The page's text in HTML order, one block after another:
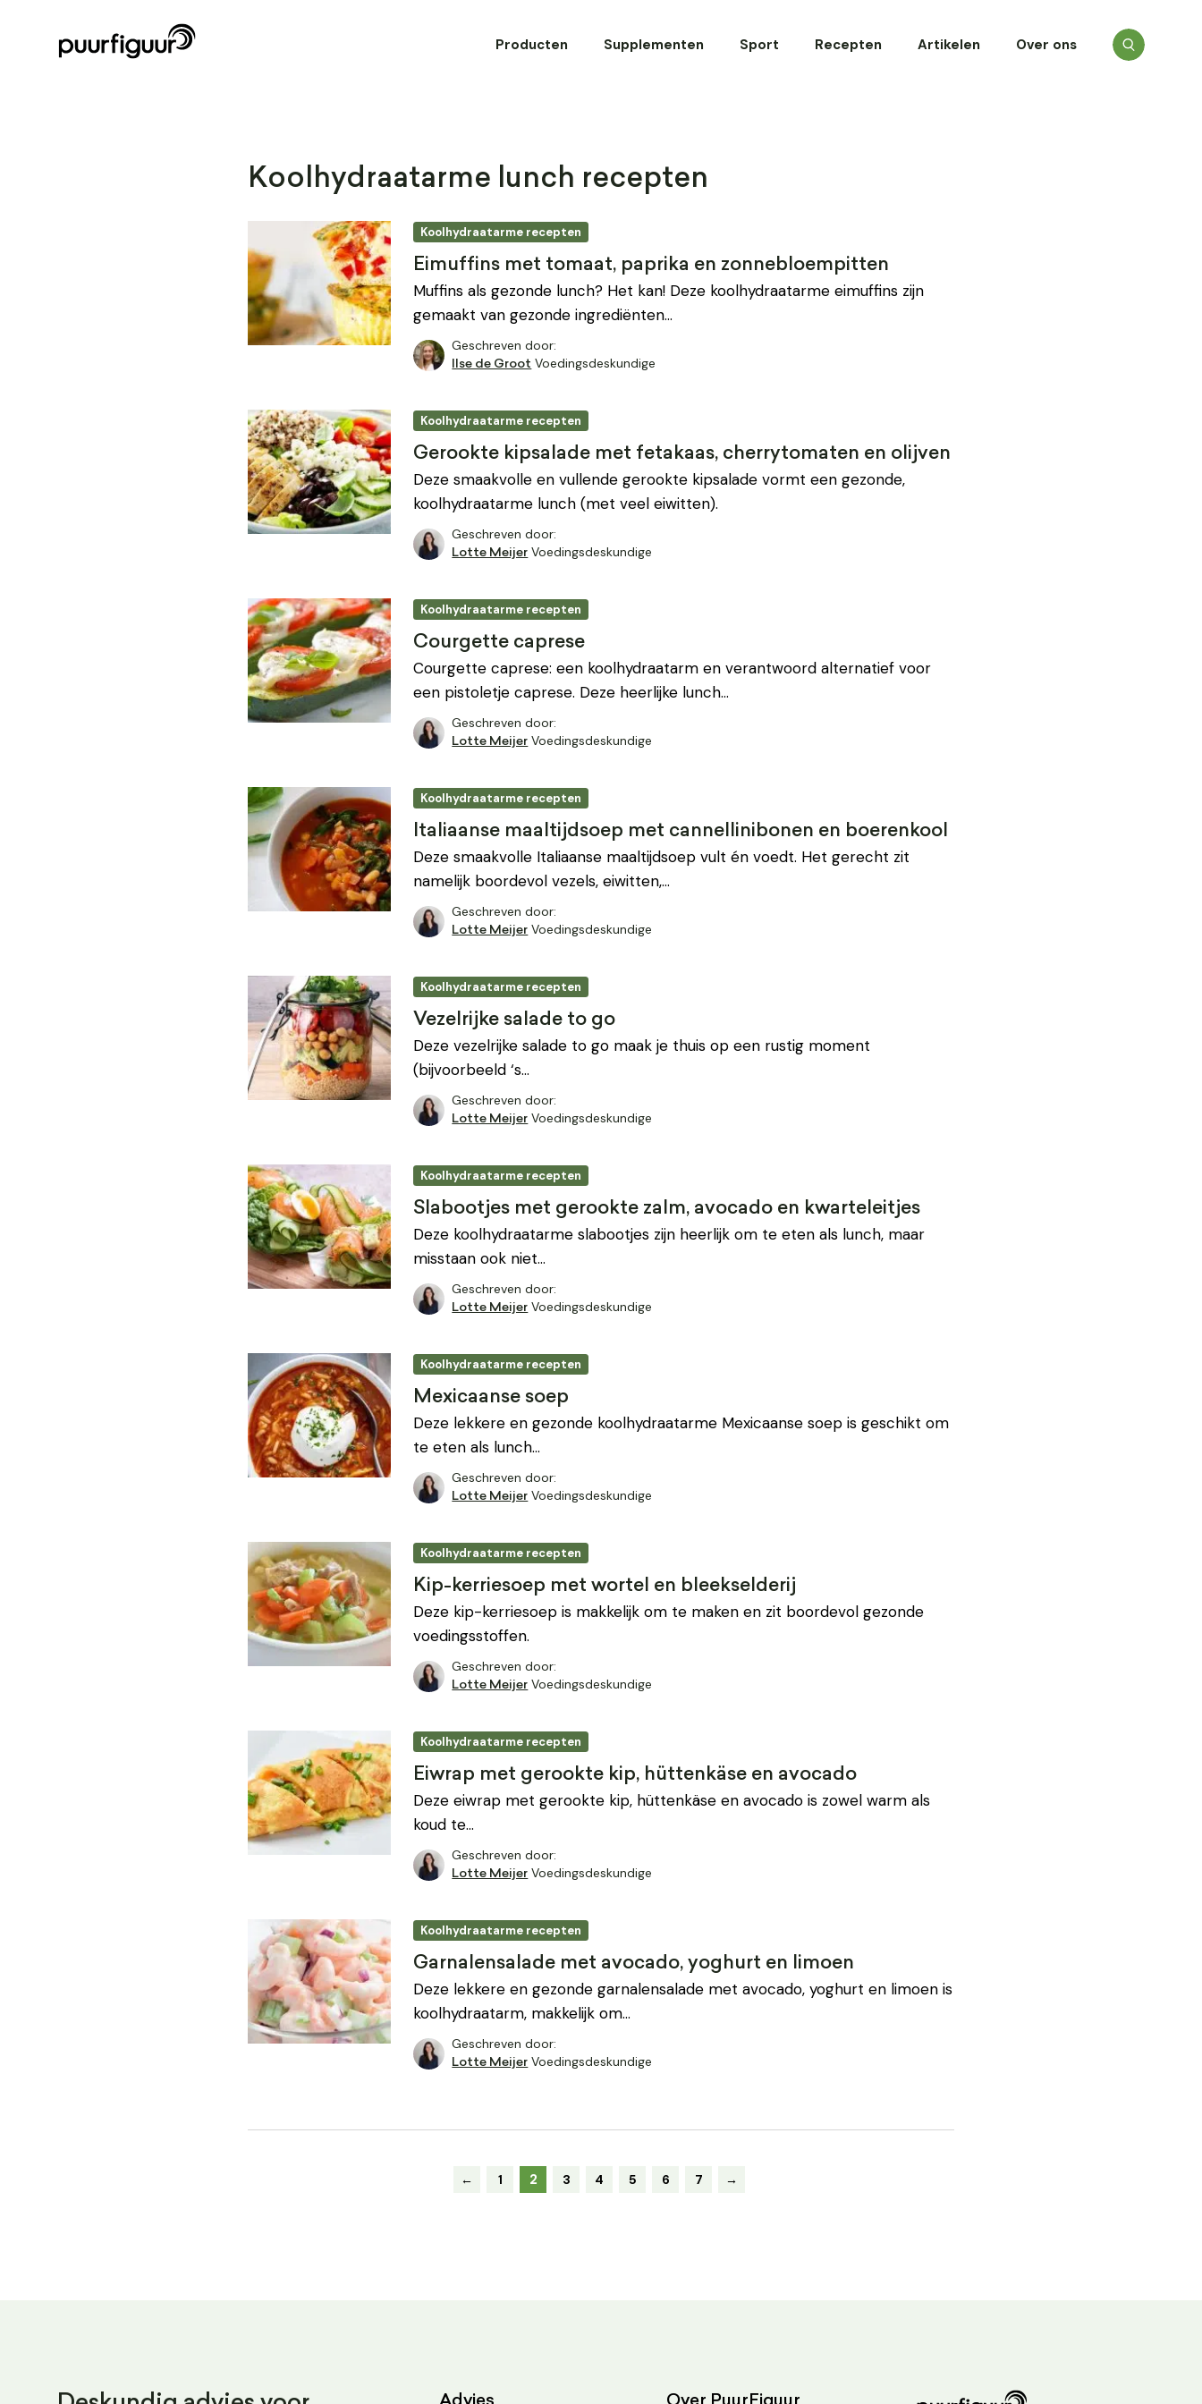
Producten Supplementen Sport Recepten Artikelen Over ons
Koolhydraatarme lunch recepten
Koolhydraatarme recepten
Eimuffins met tomaat, paprika en zonnebloempitten
Muffins als gezonde lunch? Het kan! Deze koolhydraatarme eimuffins zijn
gemaakt van gezonde ingrediënten…
Geschreven door:
Ilse de Groot Voedingsdeskundige
Koolhydraatarme recepten
Gerookte kipsalade met fetakaas, cherrytomaten en olijven
Deze smaakvolle en vullende gerookte kipsalade vormt een gezonde,
koolhydraatarme lunch (met veel eiwitten).
Geschreven door:
Lotte Meijer Voedingsdeskundige
Koolhydraatarme recepten
Courgette caprese
Courgette caprese: een koolhydraatarm en verantwoord alternatief voor
een pistoletje caprese. Deze heerlijke lunch…
Geschreven door:
Lotte Meijer Voedingsdeskundige
Koolhydraatarme recepten
Italiaanse maaltijdsoep met cannellinibonen en boerenkool
Deze smaakvolle Italiaanse maaltijdsoep vult én voedt. Het gerecht zit
namelijk boordevol vezels, eiwitten,…
Geschreven door:
Lotte Meijer Voedingsdeskundige
Koolhydraatarme recepten
Vezelrijke salade to go
Deze vezelrijke salade to go maak je thuis op een rustig moment
(bijvoorbeeld ‘s…
Geschreven door:
Lotte Meijer Voedingsdeskundige
Koolhydraatarme recepten
Slabootjes met gerookte zalm, avocado en kwarteleitjes
Deze koolhydraatarme slabootjes zijn heerlijk om te eten als lunch, maar
misstaan ook niet…
Geschreven door:
Lotte Meijer Voedingsdeskundige
Koolhydraatarme recepten
Mexicaanse soep
Deze lekkere en gezonde koolhydraatarme Mexicaanse soep is geschikt om
te eten als lunch…
Geschreven door:
Lotte Meijer Voedingsdeskundige
Koolhydraatarme recepten
Kip-kerriesoep met wortel en bleekselderij
Deze kip-kerriesoep is makkelijk om te maken en zit boordevol gezonde
voedingsstoffen.
Geschreven door:
Lotte Meijer Voedingsdeskundige
Koolhydraatarme recepten
Eiwrap met gerookte kip, hüttenkäse en avocado
Deze eiwrap met gerookte kip, hüttenkäse en avocado is zowel warm als
koud te…
Geschreven door:
Lotte Meijer Voedingsdeskundige
Koolhydraatarme recepten
Garnalensalade met avocado, yoghurt en limoen
Deze lekkere en gezonde garnalensalade met avocado, yoghurt en limoen is
koolhydraatarm, makkelijk om…
Geschreven door:
Lotte Meijer Voedingsdeskundige
← 1 2 3 4 5 6 7 →